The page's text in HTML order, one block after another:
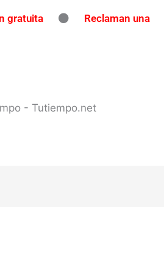
gratuita
Reclaman una
- Tutiempo.net